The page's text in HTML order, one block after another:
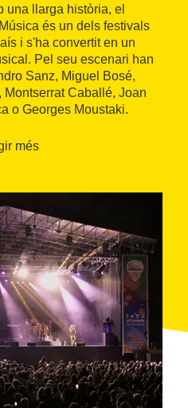
una llarga història, el
és un dels festivals
i s'ha convertit en un
Pel seu escenari han
Sanz, Miguel Bosé,
Caballé, Joan
o Georges Moustaki.
en les nits d'estiu.
més